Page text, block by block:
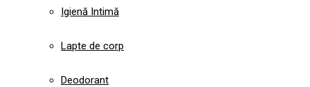
Igienă Intimă
Lapte de corp
Deodorant